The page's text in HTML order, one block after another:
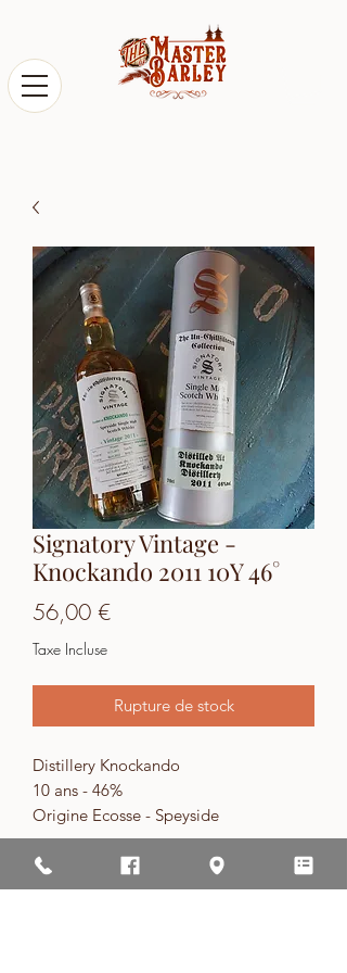
Signatory Vintage -
Knockando 2011 10Y 46°
56,00 €Prix
Taxe Incluse
Rupture de stock
Distillery Knockando
10 ans - 46%
Origine Ecosse - Speyside
Type Single Malt Scotch Whisky
Embouteilleur Signatory
Série: The Un-Chillfiltered Collection
Site de vente d'alcool interdit aux moins de 18